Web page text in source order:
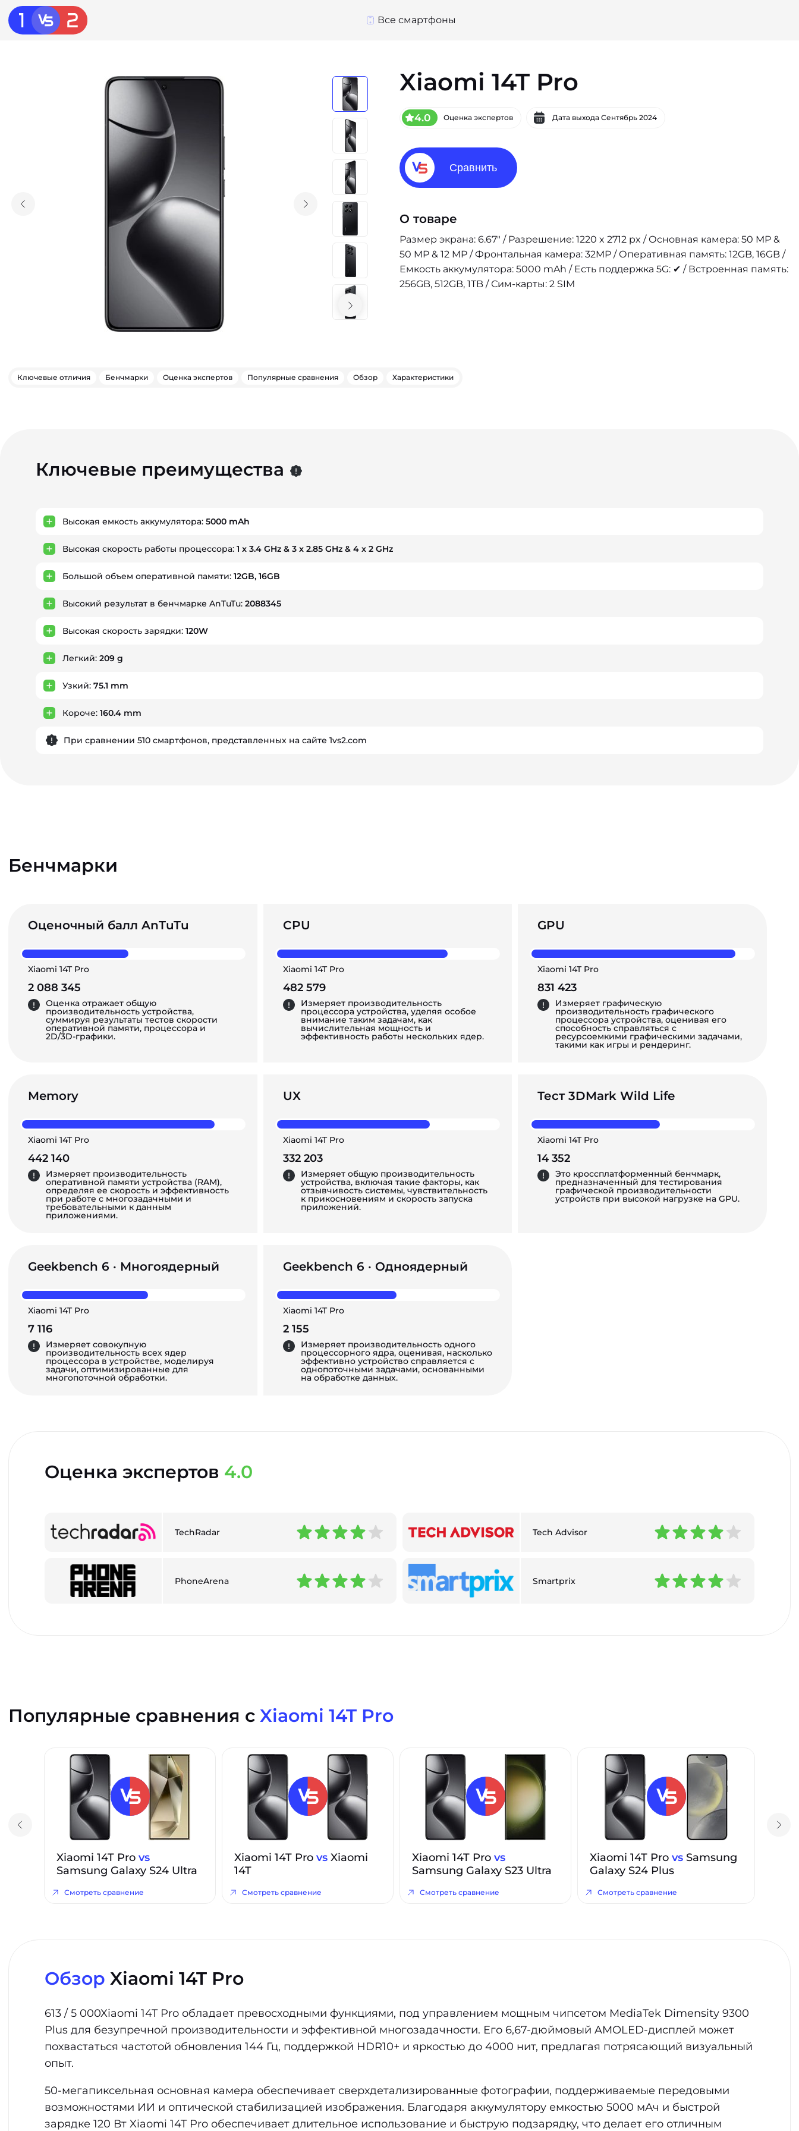
Все смартфоны
Xiaomi 14T Pro
4.0 Оценка экспертов Дата выхода Сентябрь 2024
Сравнить
О товаре
Размер экрана: 6.67" / Разрешение: 1220 x 2712 px / Основная камера: 50 MP &
50 MP & 12 MP / Фронтальная камера: 32MP / Оперативная память: 12GB, 16GB /
Емкость аккумулятора: 5000 mAh / Есть поддержка 5G: ✔ / Встроенная память:
256GB, 512GB, 1TB / Сим-карты: 2 SIM
Ключевые отличия Бенчмарки Оценка экспертов Популярные сравнения Обзор Характеристики
Ключевые преимущества
Высокая емкость аккумулятора: 5000 mAh
Высокая скорость работы процессора: 1 x 3.4 GHz & 3 x 2.85 GHz & 4 x 2 GHz
Большой объем оперативной памяти: 12GB, 16GB
Высокий результат в бенчмарке AnTuTu: 2088345
Высокая скорость зарядки: 120W
Легкий: 209 g
Узкий: 75.1 mm
Короче: 160.4 mm
При сравнении 510 смартфонов, представленных на сайте 1vs2.com
Бенчмарки
Оценочный балл AnTuTu
Xiaomi 14T Pro
2 088 345
Оценка отражает общую
производительность устройства,
суммируя результаты тестов скорости
оперативной памяти, процессора и
2D/3D-графики.
CPU
Xiaomi 14T Pro
482 579
Измеряет производительность
процессора устройства, уделяя особое
внимание таким задачам, как
вычислительная мощность и
эффективность работы нескольких ядер.
GPU
Xiaomi 14T Pro
831 423
Измеряет графическую
производительность графического
процессора устройства, оценивая его
способность справляться с
ресурсоемкими графическими задачами,
такими как игры и рендеринг.
Memory
Xiaomi 14T Pro
442 140
Измеряет производительность
оперативной памяти устройства (RAM),
определяя ее скорость и эффективность
при работе с многозадачными и
требовательными к данным
приложениями.
UX
Xiaomi 14T Pro
332 203
Измеряет общую производительность
устройства, включая такие факторы, как
отзывчивость системы, чувствительность
к прикосновениям и скорость запуска
приложений.
Тест 3DMark Wild Life
Xiaomi 14T Pro
14 352
Это кроссплатформенный бенчмарк,
предназначенный для тестирования
графической производительности
устройств при высокой нагрузке на GPU.
Geekbench 6 · Многоядерный
Xiaomi 14T Pro
7 116
Измеряет совокупную
производительность всех ядер
процессора в устройстве, моделируя
задачи, оптимизированные для
многопоточной обработки.
Geekbench 6 · Одноядерный
Xiaomi 14T Pro
2 155
Измеряет производительность одного
процессорного ядра, оценивая, насколько
эффективно устройство справляется с
однопоточными задачами, основанными
на обработке данных.
Оценка экспертов 4.0
TechRadar Tech Advisor
PhoneArena Smartprix
Популярные сравнения с Xiaomi 14T Pro
Xiaomi 14T Pro vs
Samsung Galaxy S24 Ultra
Смотреть сравнение
Xiaomi 14T Pro vs Xiaomi
14T
Смотреть сравнение
Xiaomi 14T Pro vs
Samsung Galaxy S23 Ultra
Смотреть сравнение
Xiaomi 14T Pro vs Samsung
Galaxy S24 Plus
Смотреть сравнение
Обзор Xiaomi 14T Pro
613 / 5 000Xiaomi 14T Pro обладает превосходными функциями, под управлением мощным чипсетом MediaTek Dimensity 9300
Plus для безупречной производительности и эффективной многозадачности. Его 6,67-дюймовый AMOLED-дисплей может
похвастаться частотой обновления 144 Гц, поддержкой HDR10+ и яркостью до 4000 нит, предлагая потрясающий визуальный
опыт.
50-мегапиксельная основная камера обеспечивает сверхдетализированные фотографии, поддерживаемые передовыми
возможностями ИИ и оптической стабилизацией изображения. Благодаря аккумулятору емкостью 5000 мАч и быстрой
зарядке 120 Вт Xiaomi 14T Pro обеспечивает длительное использование и быструю подзарядку, что делает его отличным